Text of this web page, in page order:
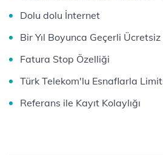
Dolu dolu İnternet
Bir Yıl Boyunca Geçerli
Fatura Stop Özelliği
Türk Telekom'lu Esnaflarla
Referans ile Kayıt Kolaylığı